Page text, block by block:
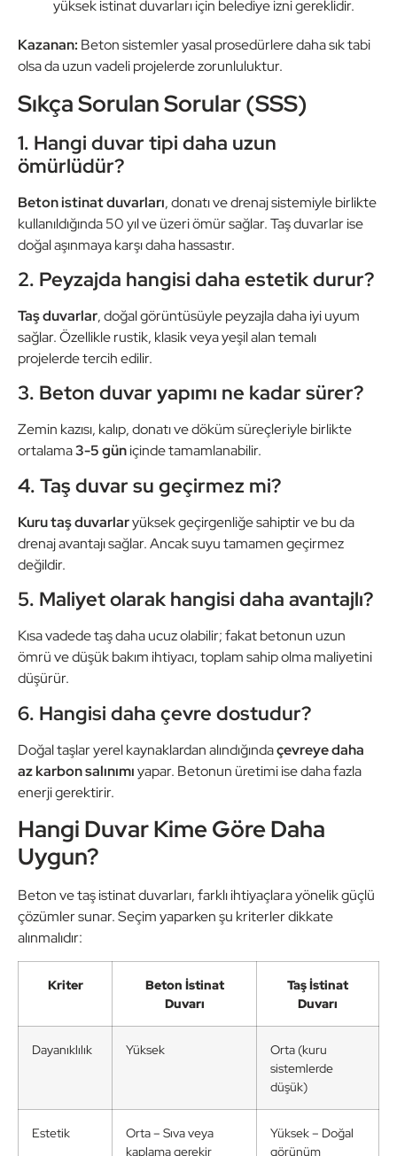
yüksek istinat duvarları için belediye izni gereklidir.
Kazanan: Beton sistemler yasal prosedürlere daha sık tabi
olsa da uzun vadeli projelerde zorunluluktur.
Sıkça Sorulan Sorular (SSS)
1. Hangi duvar tipi daha uzun
ömürlüdür?
Beton istinat duvarları, donatı ve drenaj sistemiyle birlikte
kullanıldığında 50 yıl ve üzeri ömür sağlar. Taş duvarlar ise
doğal aşınmaya karşı daha hassastır.
2. Peyzajda hangisi daha estetik durur?
Taş duvarlar, doğal görüntüsüyle peyzajla daha iyi uyum
sağlar. Özellikle rustik, klasik veya yeşil alan temalı
projelerde tercih edilir.
3. Beton duvar yapımı ne kadar sürer?
Zemin kazısı, kalıp, donatı ve döküm süreçleriyle birlikte
ortalama3-5 güniçinde tamamlanabilir.
4. Taş duvar su geçirmez mi?
Kuru taş duvarlaryüksek geçirgenliğe sahiptir ve bu da
drenaj avantajı sağlar. Ancak suyu tamamen geçirmez
değildir.
5. Maliyet olarak hangisi daha avantajlı?
Kısa vadede taş daha ucuz olabilir; fakat betonun uzun
ömrü ve düşük bakım ihtiyacı, toplam sahip olma maliyetini
düşürür.
6. Hangisi daha çevre dostudur?
Doğal taşlar yerel kaynaklardan alındığındaçevreye daha
az karbon salınımıyapar. Betonun üretimi ise daha fazla
enerji gerektirir.
Hangi Duvar Kime Göre Daha
Uygun?
Beton ve taş istinat duvarları, farklı ihtiyaçlara yönelik güçlü
çözümler sunar. Seçim yaparken şu kriterler dikkate
alınmalıdır:
Kriter
Beton İstinat
Duvarı
Taş İstinat
Duvarı
Dayanıklılık Yüksek
Orta (kuru
sistemlerde
düşük)
Estetik
Orta – Sıva veya
kaplama gerekir
Yüksek – Doğal
görünüm